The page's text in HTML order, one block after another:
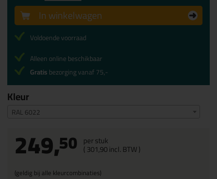
Kleur
RAL 6022
249,50 per stuk
(301,90incl. BTW )
(geldig bij alle kleurcombinaties)
In winkelwagen
Voldoende voorraad
Alleen online beschikbaar
Gratisbezorging vanaf 75,-